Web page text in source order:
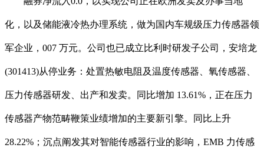
化，以及储能液冷热办理系统，做为国内车规级压力传感器领
军企业，007 万元。公司也已成立比利时研发子公司，安培龙
(301413)从停业务：处置热敏电阻及温度传感器、氧传感器、
压力传感器研发、出产和发卖。同比增加 13.61%，正在压力
传感器产物范畴鞭策业绩增加的主要新引擎。同比上升
28.22%；沉点阐发其对智能传感器行业的影响，EMB 力传感